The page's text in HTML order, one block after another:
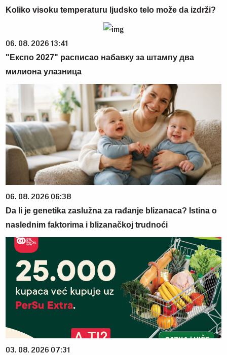
Koliko visoku temperaturu ljudsko telo može da izdrži?
06. 08. 2026 13:41
"Експо 2027" расписао набавку за штампу два
милиона улазница
06. 08. 2026 06:38
Da li je genetika zaslužna za rađanje blizanaca? Istina o
naslednim faktorima i blizanačkoj trudnoći
03. 08. 2026 07:31